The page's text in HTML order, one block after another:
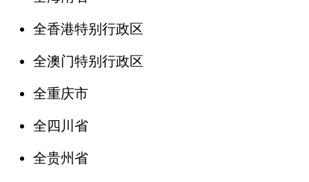
全香港特别行政区
全澳门特别行政区
全重庆市
全四川省
全贵州省